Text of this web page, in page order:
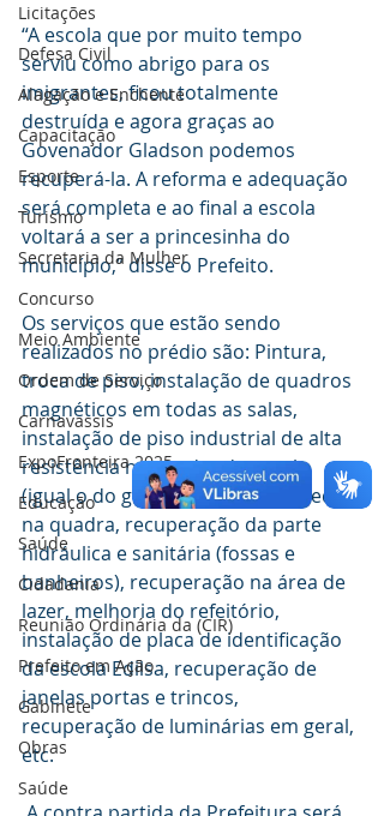
Licitações
Defesa Civil
Alagação e Enchente
Capacitação
Esporte
Turismo
Secretaria da Mulher
Concurso
Meio Ambiente
Ordem de Serviço
Carnavassis
ExpoFronteira 2025
Educação
Saúde
Cidadania
Reunião Ordinária da (CIR)
Prefeito em Ação
Gabinete
Obras
Saúde
“A escola que por muito tempo
serviu como abrigo para os
imigrantes, ficou totalmente
destruída e agora graças ao
Govenador Gladson podemos
recuperá-la. A reforma e adequação
será completa e ao final a escola
voltará a ser a princesinha do
município,” disse o Prefeito.
Os serviços que estão sendo
realizados no prédio são: Pintura,
troca de piso, instalação de quadros
magnéticos em todas as salas,
instalação de piso industrial de alta
resistência na quadra da escola
(igual o do ginásio), Refletor de led
na quadra, recuperação da parte
hidráulica e sanitária (fossas e
banheiros), recuperação na área de
lazer, melhoria do refeitório,
instalação de placa de identificação
da escola Edilsa, recuperação de
janelas portas e trincos,
recuperação de luminárias em geral,
etc.